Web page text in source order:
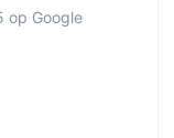
op Google